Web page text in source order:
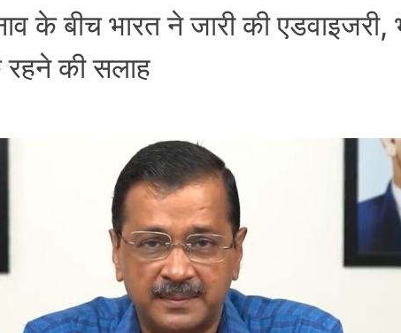
के बीच भारत ने जारी की एडवाइजरी,
रहने की सलाह